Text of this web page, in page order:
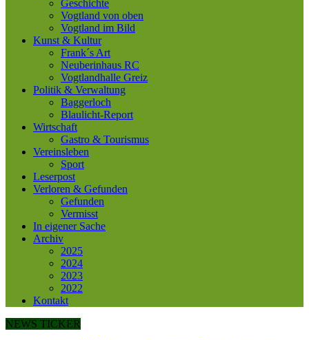
Geschichte
Vogtland von oben
Vogtland im Bild
Kunst & Kultur
Frank´s Art
Neuberinhaus RC
Vogtlandhalle Greiz
Politik & Verwaltung
Baggerloch
Blaulicht-Report
Wirtschaft
Gastro & Tourismus
Vereinsleben
Sport
Leserpost
Verloren & Gefunden
Gefunden
Vermisst
In eigener Sache
Archiv
2025
2024
2023
2022
Kontakt
NEWS TICKER